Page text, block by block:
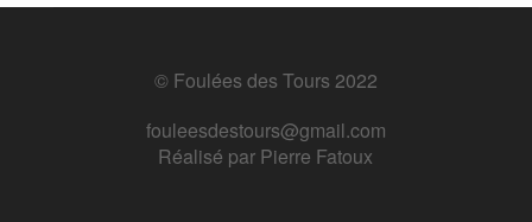
© Foulées des Tours 2022
fouleesdestours@gmail.com
Réalisé par Pierre Fatoux